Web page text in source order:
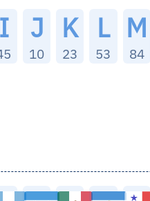
I J
10
K
23
L
53
M
84